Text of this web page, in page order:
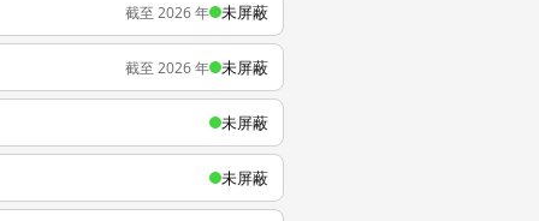
截至 2026 年 未屏蔽
截至 2026 年 未屏蔽
未屏蔽
未屏蔽